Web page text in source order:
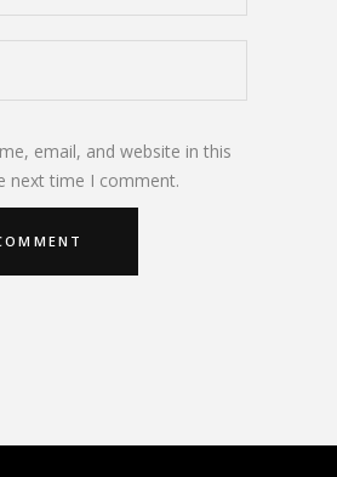
email, and website in this
next time I comment.